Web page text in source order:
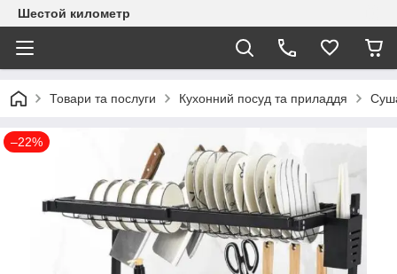
Шестой километр
Товари та послуги Кухонний посуд та приладдя
–22%